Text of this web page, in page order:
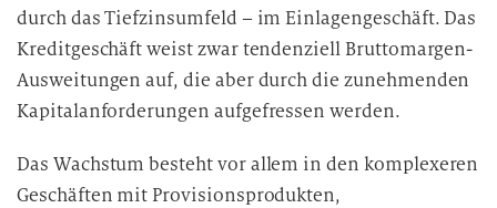
durch das Tiefzinsumfeld – im Einlagengeschäft. Das
Kreditgeschäft weist zwar tendenziell Bruttomargen-
Ausweitungen auf, die aber durch die zunehmenden
Kapitalanforderungen aufgefressen werden.
Das Wachstum besteht vor allem in den komplexeren
Geschäften mit Provisionsprodukten,